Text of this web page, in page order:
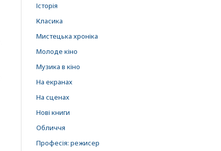
Історія
Класика
Мистецька хроніка
Молоде кіно
Музика в кіно
На екранах
На сценах
Нові книги
Обличчя
Професія: режисер